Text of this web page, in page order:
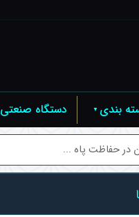
بندی دستگاه صنعتی
در حفاظت پاه ...